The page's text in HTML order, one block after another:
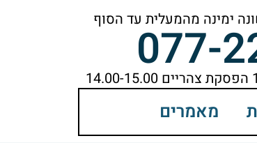
077-
מאמרים